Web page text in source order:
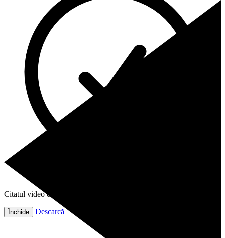
Citatul video este gata!
Închide Descarcă